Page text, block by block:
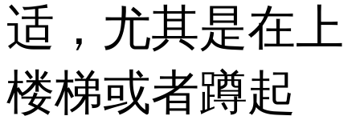
适，尤其是在上
楼梯或者蹲起